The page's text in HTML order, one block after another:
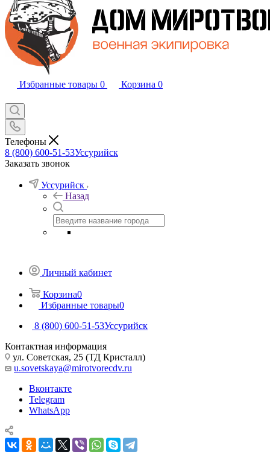
Избранные товары 0 Корзина 0
Телефоны
8 (800) 600-51-53Уссурийск
Заказать звонок
Уссурийск
Назад
Личный кабинет
Корзина0
Избранные товары0
8 (800) 600-51-53Уссурийск
Контактная информация
ул. Советская, 25 (ТД Кристалл)
u.sovetskaya@mirotvorecdv.ru
Вконтакте
Telegram
WhatsApp